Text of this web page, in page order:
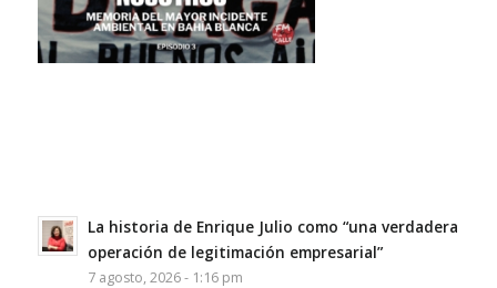
La historia de Enrique Julio como “una verdadera
operación de legitimación empresarial”
7 agosto, 2026 - 1:16 pm